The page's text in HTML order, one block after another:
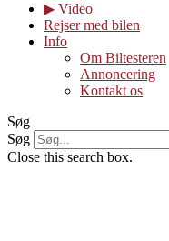
▶︎ Video
Rejser med bilen
Info
Om Biltesteren
Annoncering
Kontakt os
Søg
Søg
Close this search box.